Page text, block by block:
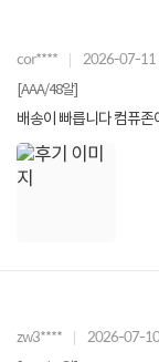
cor**** 2026-07-11
[AAA/48알]
배송이 빠릅니다 컴퓨
zw3**** 2026-07-10